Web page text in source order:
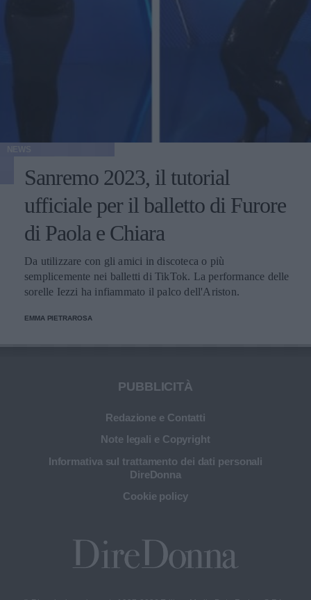
Sanremo 2023, il tutorial
ufficiale per il balletto di Furore
di Paola e Chiara
Da utilizzare con gli amici in discoteca o più
semplicemente nei balletti di TikTok. La performance delle
sorelle Iezzi ha infiammato il palco dell'Ariston.
EMMA PIETRAROSA
PUBBLICITÀ
Redazione e Contatti
Note legali e Copyright
Informativa sul trattamento dei dati personali
DireDonna
Cookie policy